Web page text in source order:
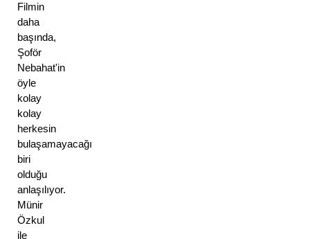
Filmin
daha
başında,
Şoför
Nebahat'in
öyle
kolay
kolay
herkesin
bulaşamayacağı
biri
olduğu
anlaşılıyor.
Münir
Özkul
ile